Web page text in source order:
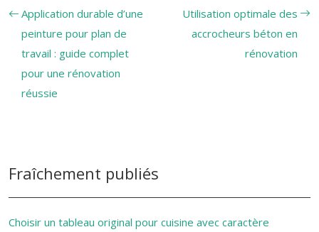
Application durable d’une
peinture pour plan de
travail : guide complet
pour une rénovation
réussie
Utilisation optimale des
accrocheurs béton en
rénovation
Fraîchement publiés
Choisir un tableau original pour cuisine avec caractère